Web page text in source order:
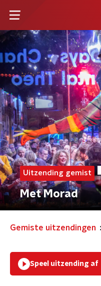
Uitzending gemist
Met Morad
Gemiste uitzendingen
Speel uitzending af